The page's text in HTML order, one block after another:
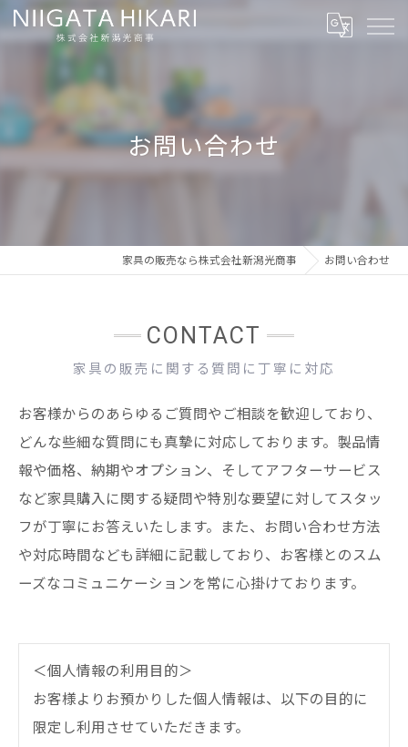
お問い合わせ
家具の販売なら株式会社新潟光商事 お問い合わせ
家具の販売に関する質問に丁寧に対応
CONTACT
お客様からのあらゆるご質問やご相談を歓迎しており、
どんな些細な質問にも真摯に対応しております。製品情
報や価格、納期やオプション、そしてアフターサービス
など家具購入に関する疑問や特別な要望に対してスタッ
フが丁寧にお答えいたします。また、お問い合わせ方法
や対応時間なども詳細に記載しており、お客様とのスム
ーズなコミュニケーションを常に心掛けております。
＜個人情報の利用目的＞
お客様よりお預かりした個人情報は、以下の目的に
限定し利用させていただきます。